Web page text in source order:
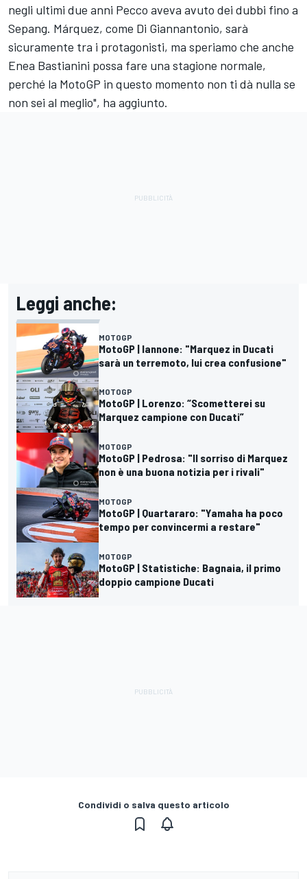
negli ultimi due anni Pecco aveva avuto dei dubbi fino a
Sepang. Márquez, come Di Giannantonio, sarà
sicuramente tra i protagonisti, ma speriamo che anche
Enea Bastianini possa fare una stagione normale,
perché la MotoGP in questo momento non ti dà nulla se
non sei al meglio", ha aggiunto.
Leggi anche:
MOTOGP
MotoGP | Iannone: "Marquez in Ducati
sarà un terremoto, lui crea confusione"
MOTOGP
MotoGP | Lorenzo: “Scometterei su
Marquez campione con Ducati”
MOTOGP
MotoGP | Pedrosa: "Il sorriso di Marquez
non è una buona notizia per i rivali"
MOTOGP
MotoGP | Quartararo: "Yamaha ha poco
tempo per convincermi a restare"
MOTOGP
MotoGP | Statistiche: Bagnaia, il primo
doppio campione Ducati
Condividi o salva questo articolo